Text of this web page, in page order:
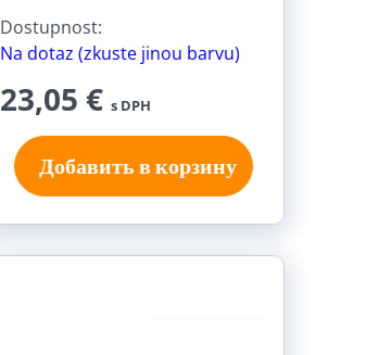
Dostupnost:
Na dotaz (zkuste jinou barvu)
23,05 € s DPH
Добавить в корзину